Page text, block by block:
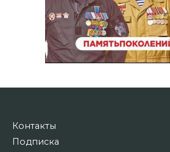
Контакты
Подписка